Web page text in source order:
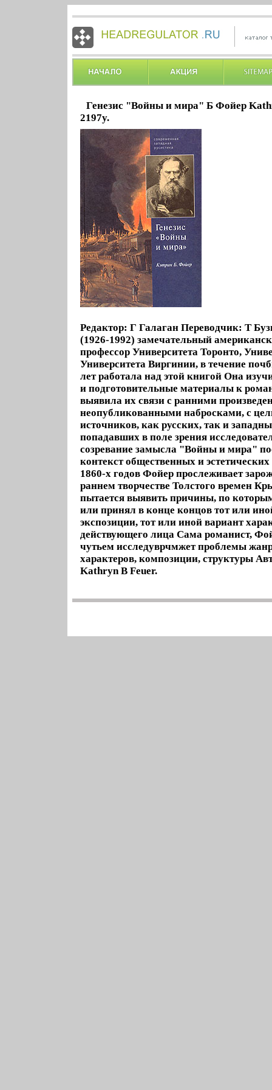
Генезис "Войны и мира" Б Фойер
2197y.
Редактор: Г Галаган Переводчик: Т
(1926-1992) замечательный
профессор Университета Торонто,
Университета Виргинии, в течение
лет работала над этой книгой Она
и подготовительные материалы к
выявила их связи с ранними
неопубликованными набросками, с
источников, как русских, так и
попадавших в поле зрения
созревание замысла "Войны и мира"
контекст общественных и
1860-х годов Фойер прослеживает
раннем творчестве Толстого времен
пытается выявить причины, по
или принял в конце концов тот или
экспозиции, тот или иной вариант
действующего лица Сама романист,
чутьем исследуврчмжет проблемы
характеров, композиции, структуры
Kathryn B Feuer.